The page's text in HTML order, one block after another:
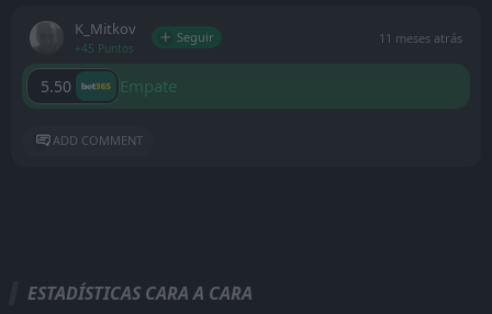
K_Mitkov
+45 Puntos
Seguir 11 meses atrás
5.50 Empate
ADD COMMENT
ESTADÍSTICAS CARA A CARA